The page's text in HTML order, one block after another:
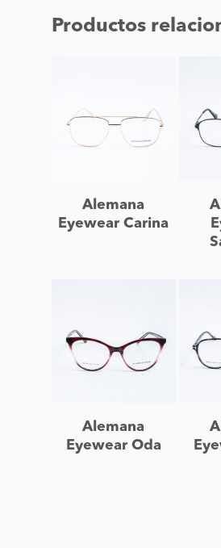
Productos
Leer más
Alemana
Eyewear Carina
Leer más
Alemana
Eyewear Oda